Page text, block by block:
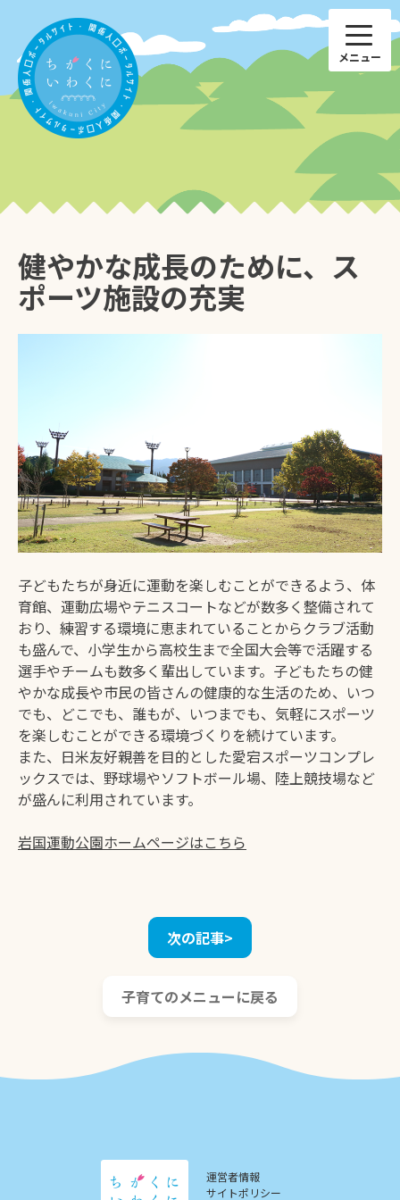
content
子育て 仕事
歴史・文化
ふるさと納税 地域紹介
ファンクラブ トップページ
運営者情報
サイトポリシー
健やかな成長のために、ス
ポーツ施設の充実
子どもたちが身近に運動を楽しむことができるよう、体
育館、運動広場やテニスコートなどが数多く整備されて
おり、練習する環境に恵まれていることからクラブ活動
も盛んで、小学生から高校生まで全国大会等で活躍する
選手やチームも数多く輩出しています。子どもたちの健
やかな成長や市民の皆さんの健康的な生活のため、いつ
でも、どこでも、誰もが、いつまでも、気軽にスポーツ
を楽しむことができる環境づくりを続けています。
また、日米友好親善を目的とした愛宕スポーツコンプレ
ックスでは、野球場やソフトボール場、陸上競技場など
が盛んに利用されています。
岩国運動公園ホームページはこちら
次の記事>
子育てのメニューに戻る
運営者情報
サイトポリシー